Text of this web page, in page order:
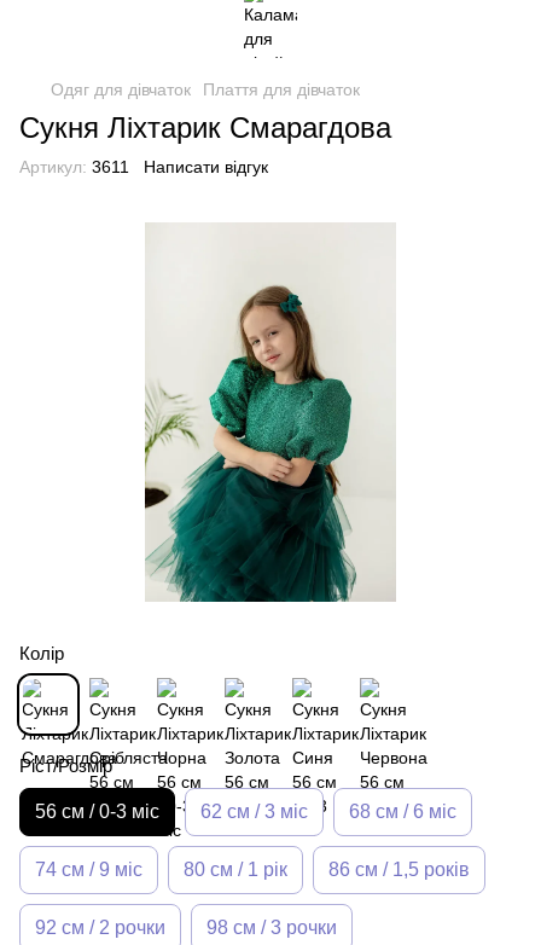
Одяг для дівчаток Плаття для дівчаток
Сукня Ліхтарик Смарагдова
Артикул: 3611 Написати відгук
Колір
Ріст/Розмір
56 см / 0-3 міс 62 см / 3 міс 68 см / 6 міс
74 см / 9 міс 80 см / 1 рік 86 см / 1,5 років
92 см / 2 рочки 98 см / 3 рочки